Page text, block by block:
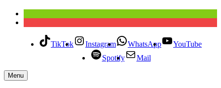
TikTok Instagram WhatsApp
YouTube
Spotify
Mail
Menu